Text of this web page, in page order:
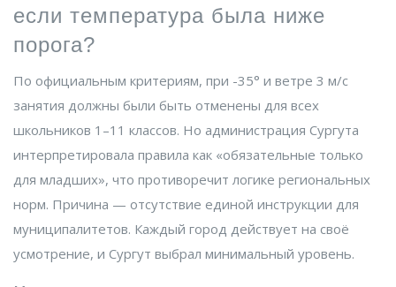
если температура была ниже
порога?
По официальным критериям, при -35° и ветре 3 м/с
занятия должны были быть отменены для всех
школьников 1–11 классов. Но администрация Сургута
интерпретировала правила как «обязательные только
для младших», что противоречит логике региональных
норм. Причина — отсутствие единой инструкции для
муниципалитетов. Каждый город действует на своё
усмотрение, и Сургут выбрал минимальный уровень.